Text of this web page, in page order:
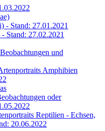
- Stand: 27.01.2021
Stand: 27.02.2021
und
Amphibien
oder
Reptilien - Echsen,
20.06.2022